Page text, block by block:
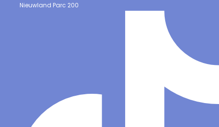
Nieuwland Parc 200